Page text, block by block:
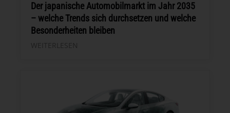
Der japanische Automobilmarkt im Jahr 2035
– welche Trends sich durchsetzen und welche
Besonderheiten bleiben